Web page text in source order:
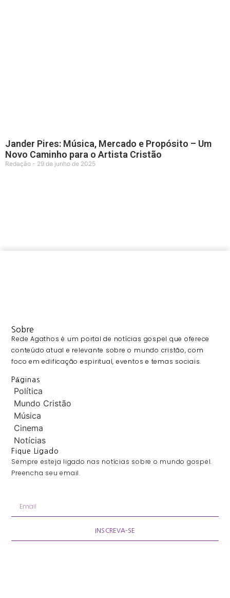
Jander Pires: Música, Mercado e Propósito – Um
Novo Caminho para o Artista Cristão
Redação 29 de junho de 2025
Sobre
Rede Agathos é um portal de notícias gospel que oferece
conteúdo atual e relevante sobre o mundo cristão, com
foco em edificação espiritual, eventos e temas sociais.
Páginas
Política
Mundo Cristão
Música
Cinema
Notícias
Fique Ligado
Sempre esteja ligado nas notícias sobre o mundo gospel.
Preencha seu email.
INSCREVA-SE